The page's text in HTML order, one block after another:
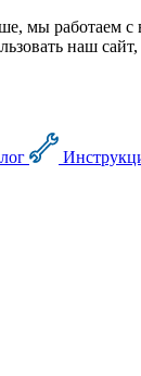
работаем с
наш